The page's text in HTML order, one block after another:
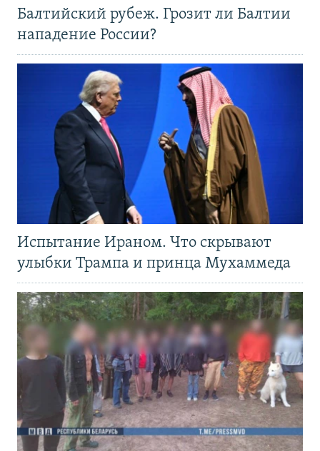
Балтийский рубеж. Грозит ли Балтии
нападение России?
Испытание Ираном. Что скрывают
улыбки Трампа и принца Мухаммеда